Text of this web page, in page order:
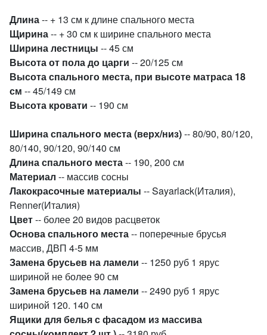
Длина-- + 13 см к длине спального места
Щирина-- + 30 см к ширине спального места
Ширина лестницы -- 45 см
Высота от пола до царги -- 20/125 см
Высота спального места, при высоте матраса 18
см -- 45/149 см
Высота кровати -- 190 см
Ширина спального места(верх/низ)-- 80/90, 80/120,
80/140, 90/120, 90/140 см
Длина спального места-- 190, 200 см
Материал -- массив сосны
Лакокрасочные материалы -- Sayarlack(Италия),
Renner(Италия)
Цвет-- более 20 видов расцветок
Основа спального места-- поперечные брусья
массив, ДВП 4-5 мм
Замена брусьев на ламели -- 1250 руб 1 ярус
шириной не более 90 см
Замена брусьев на ламели -- 2490 руб 1 ярус
шириной 120. 140 см
Ящики для белья с фасадом из массива